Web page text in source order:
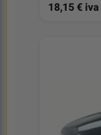
18,15 €